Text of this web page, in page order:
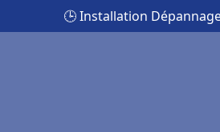
🕒 Installation